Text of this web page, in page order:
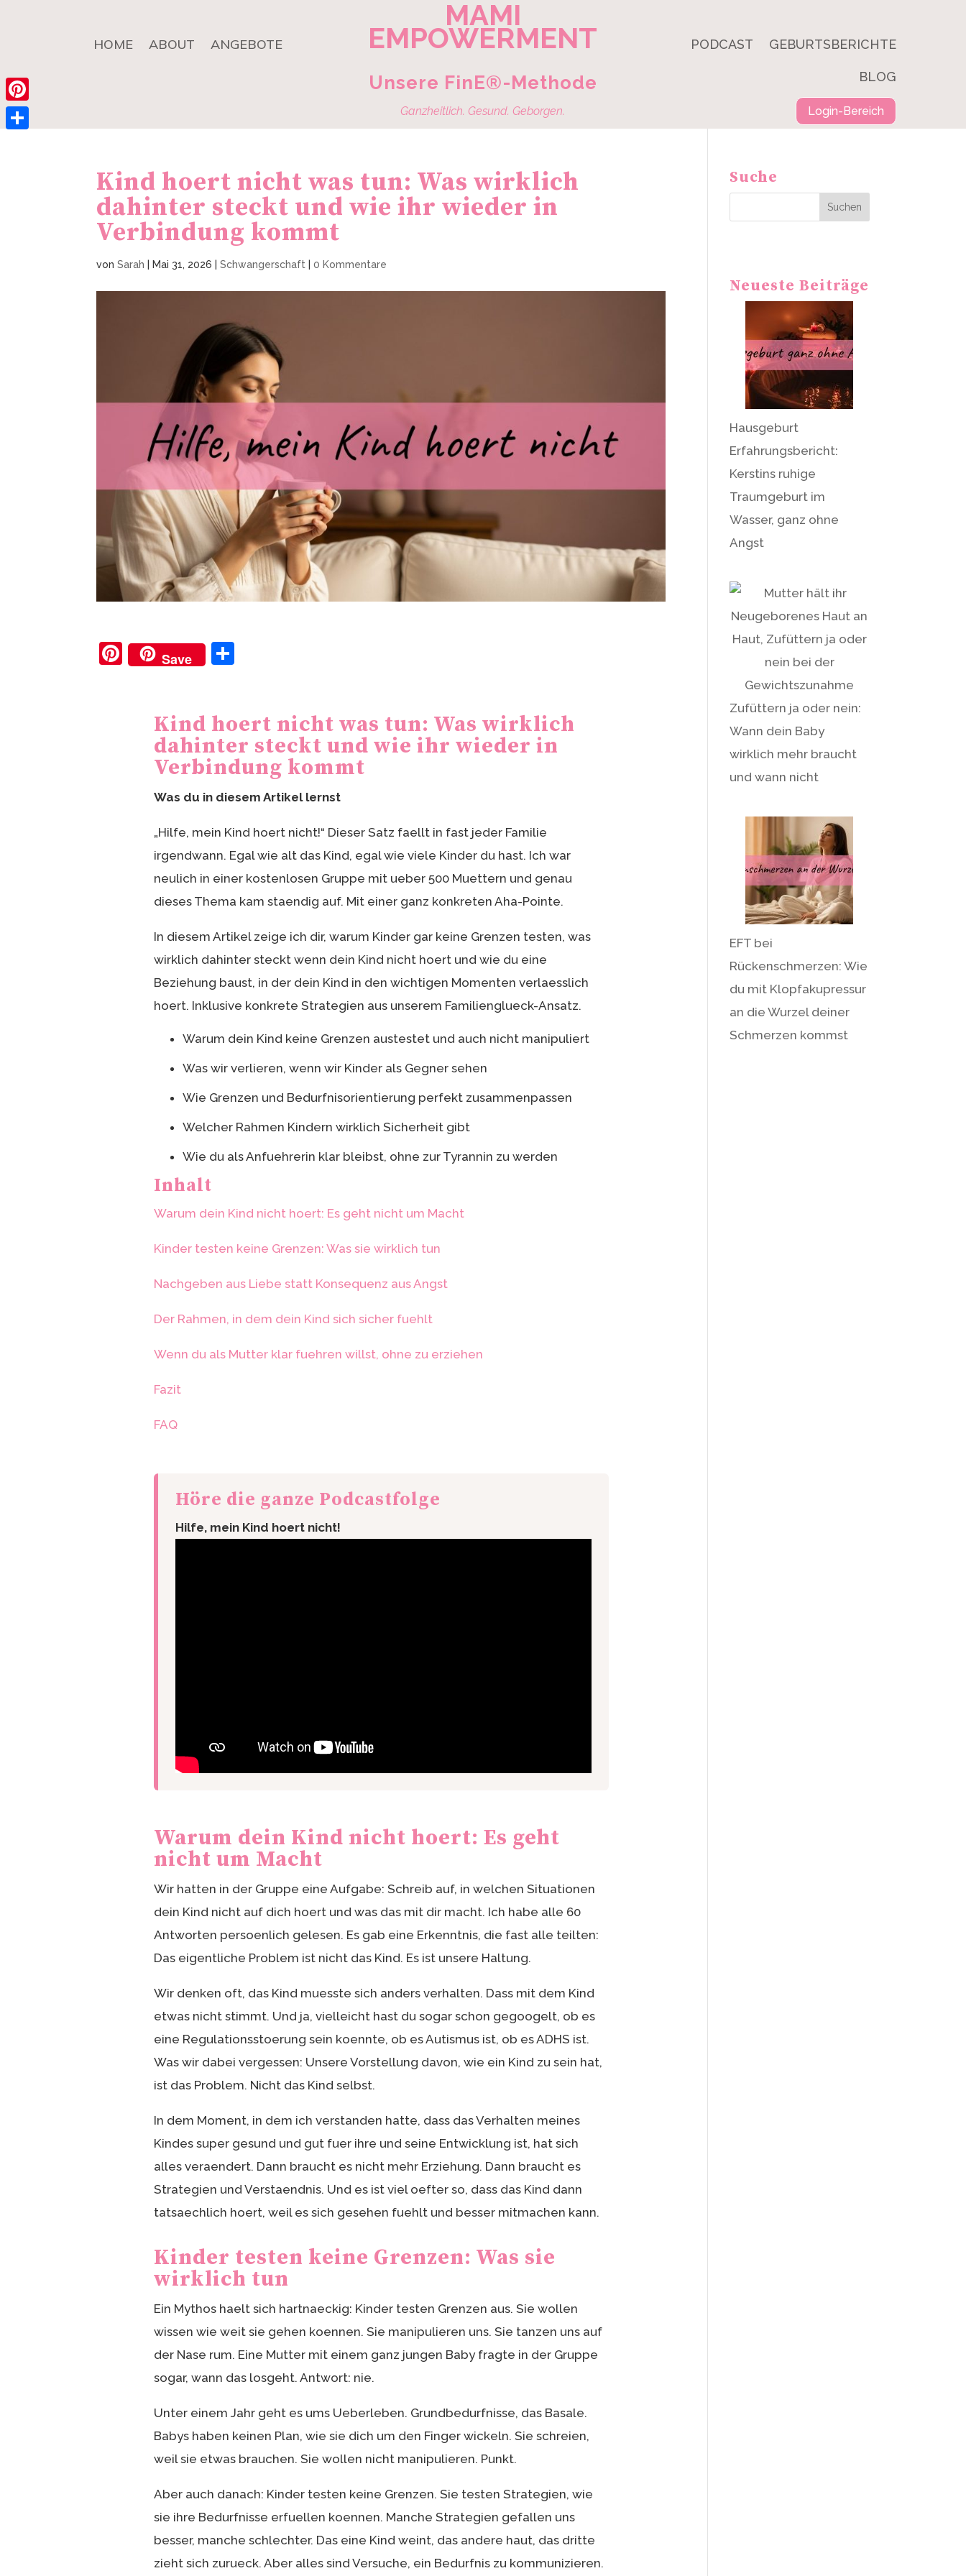
HOME ABOUT ANGEBOTE
MAMI
EMPOWERMENT
Unsere FinE®-Methode
Ganzheitlich. Gesund. Geborgen.
PODCAST GEBURTSBERICHTE
BLOG
Login-Bereich
Kind hoert nicht was tun: Was wirklich
dahinter steckt und wie ihr wieder in
Verbindung kommt
vonSarah |Mai 31, 2026 |Schwangerschaft |0 Kommentare
Pi
Save
n
Kind hoert nicht was tun: Was wirklich
dahinter steckt und wie ihr wieder in
Verbindung kommt
Was du in diesem Artikel lernst
„Hilfe, mein Kind hoert nicht!“ Dieser Satz faellt in fast jeder Familie
irgendwann. Egal wie alt das Kind, egal wie viele Kinder du hast. Ich war
neulich in einer kostenlosen Gruppe mit ueber 500 Muettern und genau
dieses Thema kam staendig auf. Mit einer ganz konkreten Aha-Pointe.
In diesem Artikel zeige ich dir, warum Kinder gar keine Grenzen testen, was
wirklich dahinter steckt wenn dein Kind nicht hoert und wie du eine
Beziehung baust, in der dein Kind in den wichtigen Momenten verlaesslich
hoert. Inklusive konkrete Strategien aus unserem Familienglueck-Ansatz.
Warum dein Kind keine Grenzen austestet und auch nicht manipuliert
Was wir verlieren, wenn wir Kinder als Gegner sehen
Wie Grenzen und Bedurfnisorientierung perfekt zusammenpassen
Welcher Rahmen Kindern wirklich Sicherheit gibt
Wie du als Anfuehrerin klar bleibst, ohne zur Tyrannin zu werden
Inhalt
Warum dein Kind nicht hoert: Es geht nicht um Macht
Kinder testen keine Grenzen: Was sie wirklich tun
Nachgeben aus Liebe statt Konsequenz aus Angst
Der Rahmen, in dem dein Kind sich sicher fuehlt
Wenn du als Mutter klar fuehren willst, ohne zu erziehen
Fazit
FAQ
Höre die ganze Podcastfolge
Hilfe, mein Kind hoert nicht!
Warum dein Kind nicht hoert: Es geht
nicht um Macht
Wir hatten in der Gruppe eine Aufgabe: Schreib auf, in welchen Situationen
dein Kind nicht auf dich hoert und was das mit dir macht. Ich habe alle 60
Antworten persoenlich gelesen. Es gab eine Erkenntnis, die fast alle teilten:
Das eigentliche Problem ist nicht das Kind. Es ist unsere Haltung.
Wir denken oft, das Kind muesste sich anders verhalten. Dass mit dem Kind
etwas nicht stimmt. Und ja, vielleicht hast du sogar schon gegoogelt, ob es
eine Regulationsstoerung sein koennte, ob es Autismus ist, ob es ADHS ist.
Was wir dabei vergessen: Unsere Vorstellung davon, wie ein Kind zu sein hat,
ist das Problem. Nicht das Kind selbst.
In dem Moment, in dem ich verstanden hatte, dass das Verhalten meines
Kindes super gesund und gut fuer ihre und seine Entwicklung ist, hat sich
alles veraendert. Dann braucht es nicht mehr Erziehung. Dann braucht es
Strategien und Verstaendnis. Und es ist viel oefter so, dass das Kind dann
tatsaechlich hoert, weil es sich gesehen fuehlt und besser mitmachen kann.
Kinder testen keine Grenzen: Was sie
wirklich tun
Ein Mythos haelt sich hartnaeckig: Kinder testen Grenzen aus. Sie wollen
wissen wie weit sie gehen koennen. Sie manipulieren uns. Sie tanzen uns auf
der Nase rum. Eine Mutter mit einem ganz jungen Baby fragte in der Gruppe
sogar, wann das losgeht. Antwort: nie.
Unter einem Jahr geht es ums Ueberleben. Grundbedurfnisse, das Basale.
Babys haben keinen Plan, wie sie dich um den Finger wickeln. Sie schreien,
weil sie etwas brauchen. Sie wollen nicht manipulieren. Punkt.
Aber auch danach: Kinder testen keine Grenzen. Sie testen Strategien, wie
sie ihre Bedurfnisse erfuellen koennen. Manche Strategien gefallen uns
besser, manche schlechter. Das eine Kind weint, das andere haut, das dritte
zieht sich zurueck. Aber alles sind Versuche, ein Bedurfnis zu kommunizieren.
Suche
Suchen
Neueste Beiträge
Hausgeburt
Erfahrungsbericht:
Kerstins ruhige
Traumgeburt im
Wasser, ganz ohne
Angst
Zufüttern ja oder nein:
Wann dein Baby
wirklich mehr braucht
und wann nicht
EFT bei
Rückenschmerzen: Wie
du mit Klopfakupressur
an die Wurzel deiner
Schmerzen kommst
Pinterest